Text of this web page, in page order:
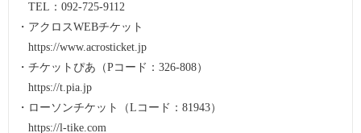
TEL：092-725-9112
・アクロスWEBチケット
https://www.acrosticket.jp
・チケットぴあ（Pコード：326-808）
https://t.pia.jp
・ローソンチケット（Lコード：81943）
https://l-tike.com